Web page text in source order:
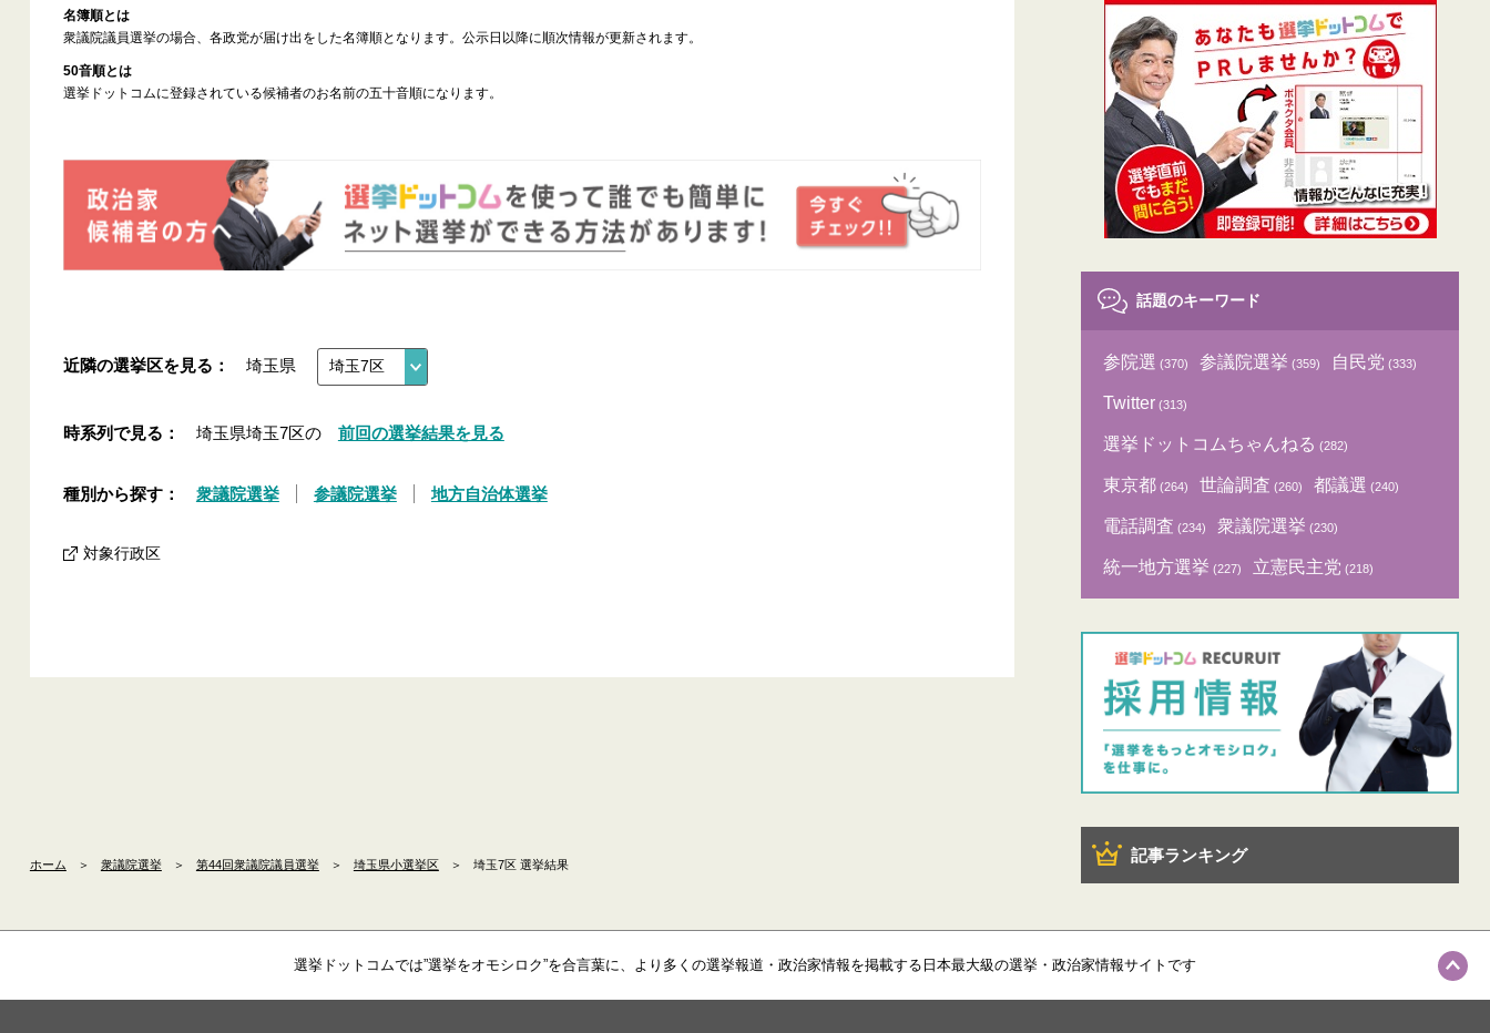
名簿順とは
衆議院議員選挙の場合、各政党が届け出をした名簿順となります。公示日以降に順次情報が更新されます。
50音順とは
選挙ドットコムに登録されている候補者のお名前の五十音順になります。
近隣の選挙区を見る： 埼玉県
時系列で見る： 埼玉県埼玉7区の 前回の選挙結果を見る
種別から探す： 衆議院選挙 参議院選挙 地方自治体選挙
対象行政区
話題のキーワード
参院選 (370) 参議院選挙 (359) 自民党 (333)
Twitter (313)
選挙ドットコムちゃんねる (282)
東京都 (264) 世論調査 (260) 都議選 (240)
電話調査 (234) 衆議院選挙 (230)
統一地方選挙 (227) 立憲民主党 (218)
記事ランキング
ホーム ＞ 衆議院選挙 ＞ 第44回衆議院議員選挙 ＞ 埼玉県小選挙区 ＞ 埼玉7区 選挙結果
選挙ドットコムでは”選挙をオモシロク”を合言葉に、より多くの選挙報道・政治家情報を掲載する日本最大級の選挙・政治家情報サイトです